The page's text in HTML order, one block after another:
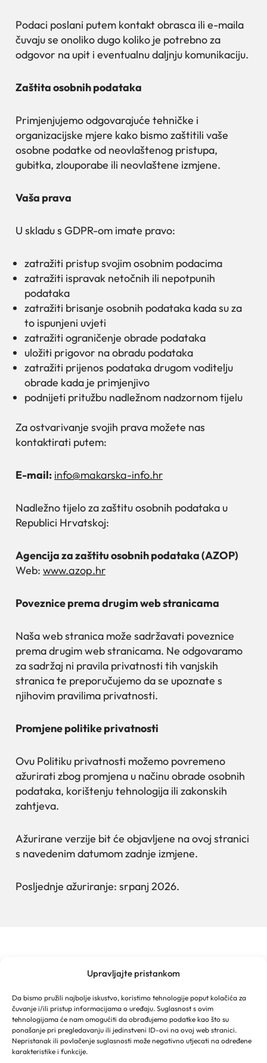
Upravljajte pristankom
Da bismo pružili najbolje iskustvo, koristimo tehnologije poput kolačića za
čuvanje i/ili pristup informacijama o uređaju. Suglasnost s ovim
tehnologijama će nam omogućiti da obrađujemo podatke kao što su
ponašanje pri pregledavanju ili jedinstveni ID-ovi na ovoj web stranici.
Nepristanak ili povlačenje suglasnosti može negativno utjecati na određene
karakteristike i funkcije.
Podaci poslani putem kontakt obrasca ili e-maila
čuvaju se onoliko dugo koliko je potrebno za
odgovor na upit i eventualnu daljnju komunikaciju.
Zaštita osobnih podataka
Primjenjujemo odgovarajuće tehničke i
organizacijske mjere kako bismo zaštitili vaše
osobne podatke od neovlaštenog pristupa,
gubitka, zlouporabe ili neovlaštene izmjene.
Vaša prava
U skladu s GDPR-om imate pravo:
zatražiti pristup svojim osobnim podacima
zatražiti ispravak netočnih ili nepotpunih
podataka
zatražiti brisanje osobnih podataka kada su za
to ispunjeni uvjeti
zatražiti ograničenje obrade podataka
uložiti prigovor na obradu podataka
zatražiti prijenos podataka drugom voditelju
obrade kada je primjenjivo
podnijeti pritužbu nadležnom nadzornom tijelu
Za ostvarivanje svojih prava možete nas
kontaktirati putem:
E-mail: info@makarska-info.hr
Nadležno tijelo za zaštitu osobnih podataka u
Republici Hrvatskoj:
Agencija za zaštitu osobnih podataka (AZOP)
Web: www.azop.hr
Poveznice prema drugim web stranicama
Naša web stranica može sadržavati poveznice
prema drugim web stranicama. Ne odgovaramo
za sadržaj ni pravila privatnosti tih vanjskih
stranica te preporučujemo da se upoznate s
njihovim pravilima privatnosti.
Promjene politike privatnosti
Ovu Politiku privatnosti možemo povremeno
ažurirati zbog promjena u načinu obrade osobnih
podataka, korištenju tehnologija ili zakonskih
zahtjeva.
Ažurirane verzije bit će objavljene na ovoj stranici
s navedenim datumom zadnje izmjene.
Posljednje ažuriranje: srpanj 2026.
Franjevački put 2a
Obala kralja Tomislava 16
21 300 Makarska
Email: info@makarska-info.hr
Telefon: +385 21 612 002/+385 21 650 076